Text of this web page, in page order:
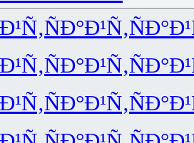
ÑÐ°Ð¹Ñ‚
ÑÐ°Ð¹Ñ‚
ÑÐ°Ð¹Ñ‚